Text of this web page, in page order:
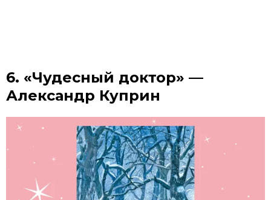
6. «Чудесный доктор» —
Александр Куприн